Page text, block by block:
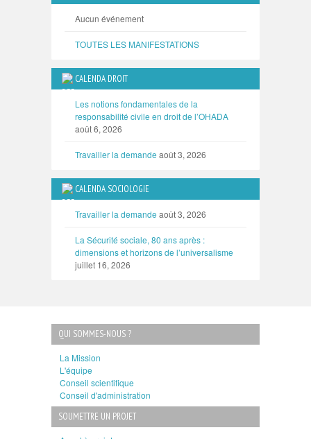
Aucun événement
TOUTES LES MANIFESTATIONS
CALENDA DROIT
Les notions fondamentales de la
responsabilité civile en droit de l’OHADA
août 6, 2026
Travailler la demande août 3, 2026
CALENDA SOCIOLOGIE
Travailler la demande août 3, 2026
La Sécurité sociale, 80 ans après :
dimensions et horizons de l’universalisme
juillet 16, 2026
QUI SOMMES-NOUS ?
La Mission
L'équipe
Conseil scientifique
Conseil d'administration
SOUMETTRE UN PROJET